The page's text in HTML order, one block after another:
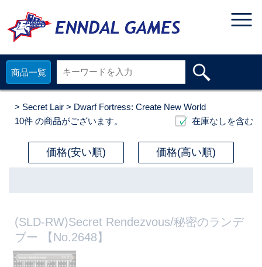
商品一覧
> Secret Lair > Dwarf Fortress: Create New World
10件 の商品がございます。 在庫なしを含む
価格(安い順) 価格(高い順)
(SLD-RW)Secret Rendezvous/秘密のランデ
ブー 【No.2648】